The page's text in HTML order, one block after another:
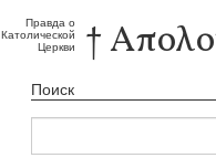
Правда о
Католической
Церкви †
Поиск